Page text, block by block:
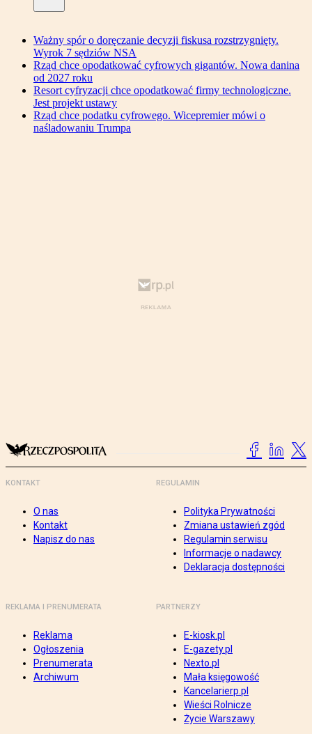
Ważny spór o doręczanie decyzji fiskusa rozstrzygnięty.
Wyrok 7 sędziów NSA
Rząd chce opodatkować cyfrowych gigantów. Nowa danina
od 2027 roku
Resort cyfryzacji chce opodatkować firmy technologiczne.
Jest projekt ustawy
Rząd chce podatku cyfrowego. Wicepremier mówi o
naśladowaniu Trumpa
KONTAKT
O nas
Kontakt
Napisz do nas
REGULAMIN
Polityka Prywatności
Zmiana ustawień zgód
Regulamin serwisu
Informacje o nadawcy
Deklaracja dostępności
REKLAMA I PRENUMERATA
Reklama
Ogłoszenia
Prenumerata
Archiwum
PARTNERZY
E-kiosk.pl
E-gazety.pl
Nexto.pl
Mała księgowość
Kancelarierp.pl
Wieści Rolnicze
Życie Warszawy